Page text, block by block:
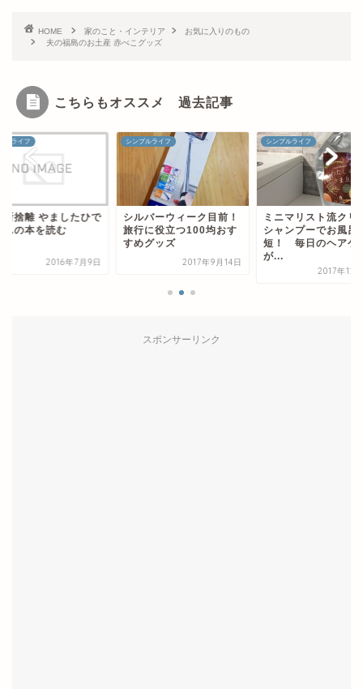
HOME 家のこと・インテリア
お気に入りのもの
夫の福島のお土産 赤べこグッズ
こちらもオススメ 過去記事
ルライフ
断捨離 やましたひで
んの本を読む
2016年7月9日
シンプルライフ
シルバーウィーク目前！
旅行に役立つ100均おす
すめグッズ
2017年9月14日
シンプルライフ
ミニマリスト流クリ
シャンプーでお風呂
短！ 毎日のヘアケ
が...
2017年12
スポンサーリンク